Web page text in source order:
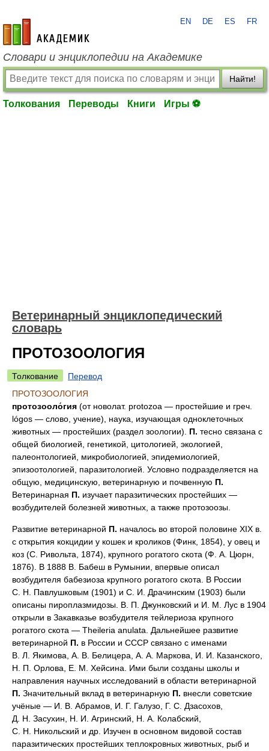
academic.ru
EN DE ES FR
Словари и энциклопедии на Академике
Найти!
Толкования Переводы Книги Игры ⚽
Ветеринарный энциклопедический
словарь
ПРОТОЗООЛОГИЯ
Толкование
Перевод
ПРОТОЗООЛОГИЯ
протозооло́гия (от новолат. protozoa — простейшие и греч.
lógos — слово, учение), наука, изучающая одноклеточных
животных — простейших (раздел зоологии). П. тесно связана с
общей биологией, генетикой, цитологией, экологией,
палеонтологией, микробиологией, эпидемиологией,
эпизоотологией, паразитологией. Условно подразделяется на
общую, медицинскую, ветеринарную и почвенную П.
Ветеринарная П. изучает паразитических простейших —
возбудителей болезней животных, а также протозоозы.
Развитие ветеринарной П. началось во второй половине XIX в.
с открытия кокцидии у кошек и кроликов (Финк, 1854), у овец и
коз (С. Ривольта, 1874), крупного рогатого скота (Ф. А. Цюрн,
1876). В 1888 В. Бабеш в Румынии, впервые описал
возбудителя бабезиоза крупного рогатого скота. В России
С. Н. Павлушковым (1901) и С. И. Драчинским (1903) были
описаны пироплазмидозы. В. П. Джунковский и И. М. Лус в 1904
открыли в Закавказье возбудителя тейлериоза крупного
рогатого скота — Theileria anulata. Дальнейшее развитие
ветеринарной П. в России и СССР связано с именами
В. Л. Якимова, А. В. Белицера, А. А. Маркова, И. И. Казанского,
Н. П. Орлова, Е. М. Хейсина. Ими были созданы школы и
направления научных исследований в области ветеринарной
П. Значительный вклад в ветеринарную П. внесли советские
учёные — И. В. Абрамов, И. Г. Галузо, Г. С. Дзасохов,
Д. Н. Засухин, Н. И. Агринский, Н. А. Колабский,
С. Н. Никольский и др. Изучен в основном видовой состав
паразитических простейших теплокровных животных, рыб и